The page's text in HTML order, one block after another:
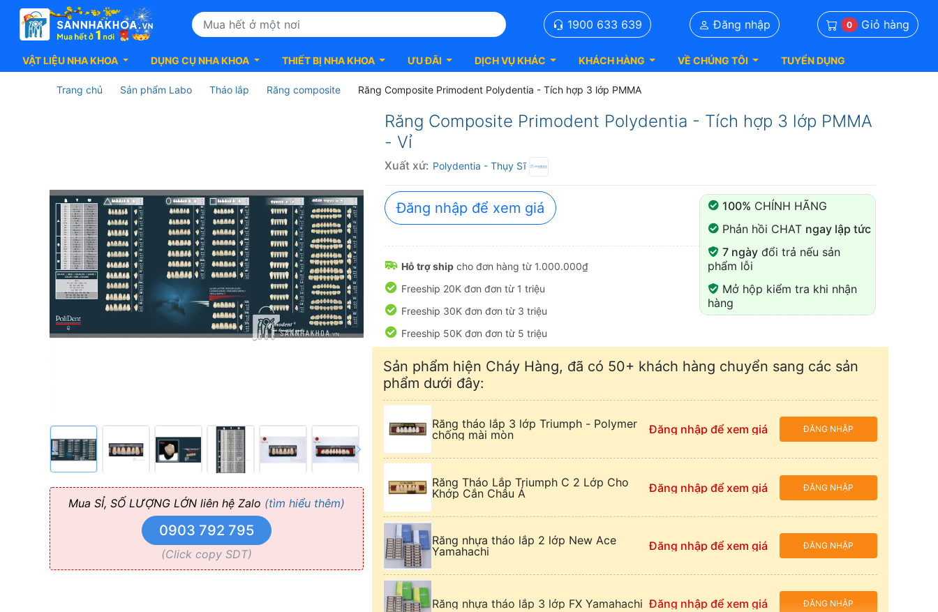
1900 633 639 Đăng nhập 0 Giỏ hàng
VẬT LIỆU NHA KHOA DỤNG CỤ NHA KHOA THIẾT BỊ NHA KHOA ƯU ĐÃI DỊCH VỤ KHÁC KHÁCH HÀNG VỀ CHÚNG TÔI TUYỂN DỤNG
Trang chủ Sản phẩm Labo Tháo lắp Răng composite Răng Composite Primodent Polydentia - Tích hợp 3 lớp PMMA
Primodent
Polydentia
-
Giải
Pháp
Hàm
Tối
ƯuMua SỈ, SỐ LƯỢNG LỚN liên hệ Zalo (tìm hiểu thêm)
0903 792 795
(Click copy SDT)
Răng Composite Primodent Polydentia - Tích hợp 3 lớp PMMA
- Vỉ
Xuất xứ: Polydentia - Thụy Sĩ
100% CHÍNH HÃNG
Phản hồi CHAT ngay lập tức
7 ngàyđổi trả nếu sản
phẩm lỗi
Mở hộp kiểm tra khi nhận
hàng
Đăng nhập để xem giá
Hỗ trợ ship cho đơn hàng từ 1.000.000₫
Freeship 20K đơn đơn từ 1 triệu
Freeship 30K đơn đơn từ 3 triệu
Freeship 50K đơn đơn từ 5 triệu
Sản phẩm hiện Cháy Hàng, đã có 50+ khách hàng chuyển sang các sản
phẩm dưới đây:
Răng tháo lắp 3 lớp Triumph - Polymer
chống mài mòn
Đăng nhập để xem giá ĐĂNG NHẬP
Răng Tháo Lắp Triumph C 2 Lớp Cho
Khớp Cắn Châu Á
Đăng nhập để xem giá ĐĂNG NHẬP
Răng nhựa tháo lắp 2 lớp New Ace
Yamahachi
Đăng nhập để xem giá ĐĂNG NHẬP
Răng nhựa tháo lắp 3 lớp FX Yamahachi Đăng nhập để xem giá ĐĂNG NHẬP